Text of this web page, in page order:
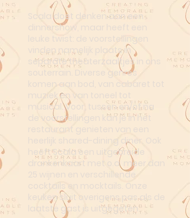
Scala doet denken aan een
dinnershow, maar heeft een
leuke twist: de voorstellingen
vinden namelijk plaats in
separate theaterzaaltjes in ons
souterrain. Diverse genres
komen aan bod, van cabaret tot
muziek en van toneel tot
musical. Voor, tussen en/of na
de voorstellingen kan je in het
restaurant genieten van een
heerlijk shared-dining diner. Ook
heeft Scala een uitgebreide
drankenkaart met o.a. meer dan
25 wijnen en verschillende
cocktails en mocktails. Onze
keuken sluit overigens pas als de
laatste gast is uitgegeten.